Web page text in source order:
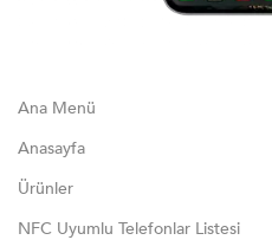
Ana Menü
Anasayfa
Ürünler
NFC Uyumlu Telefonlar Listesi